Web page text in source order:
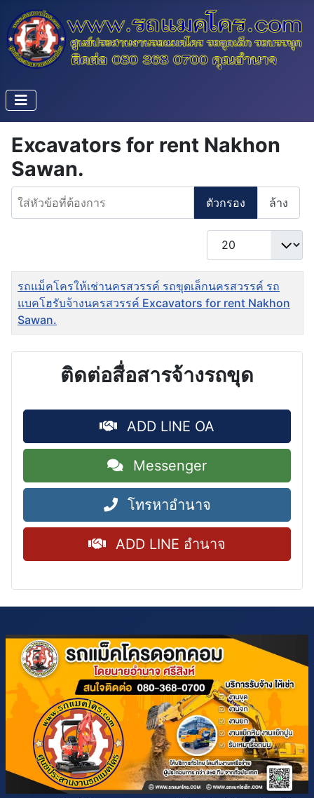
Excavators for rent Nakhon
Sawan.
ใส่หัวข้อที่ต้องการ
ตัวกรอง ล้าง
แสดง #
ชื่อ
รถแม็คโครให้เช่านครสวรรค์ รถขุดเล็กนครสวรรค์ รถ
แบคโฮรับจ้างนครสวรรค์ Excavators for rent Nakhon
Sawan.
ติดต่อสื่อสารจ้างรถขุด
ADD LINE OA
Messenger
โทรหาอำนาจ
ADD LINE อำนาจ